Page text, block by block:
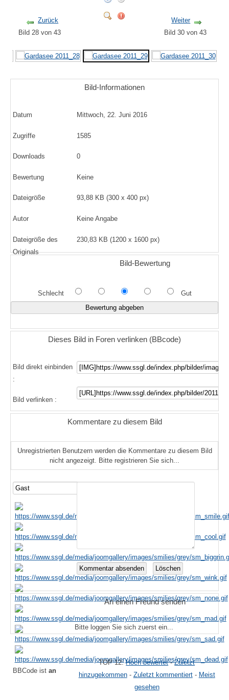
Zurück
Bild 28 von 43
Weiter
Bild 30 von 43
Bild-Informationen
Datum Mittwoch, 22. Juni 2016
Zugriffe 1585
Downloads 0
Bewertung Keine
Dateigröße 93,88 KB (300 x 400 px)
Autor Keine Angabe
Dateigröße des
Originals
230,83 KB (1200 x 1600 px)
Bild-Bewertung
Schlecht Gut
Dieses Bild in Foren verlinken (BBcode)
Bild direkt einbinden
:
Bild verlinken :
Kommentare zu diesem Bild
Unregistrierten Benutzern werden die Kommentare zu diesem Bild
nicht angezeigt. Bitte registrieren Sie sich...
BBCode ist an
An einen Freund senden
Bitte loggen Sie sich zuerst ein...
TOP 12:Hoch bewertet-Zuletzt
hinzugekommen- Zuletzt kommentiert- Meist
gesehen